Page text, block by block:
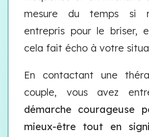
mesure du temps si
entrepris pour le briser,
cela fait écho à votre
En contactant une
couple, vous avez
démarche courageuse
mieux-être
tout en